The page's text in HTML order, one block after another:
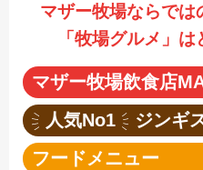
マザー牧場ならでは
「牧場グルメ」
マザー牧場飲食店
人気No1
ジンギ
フードメニュー